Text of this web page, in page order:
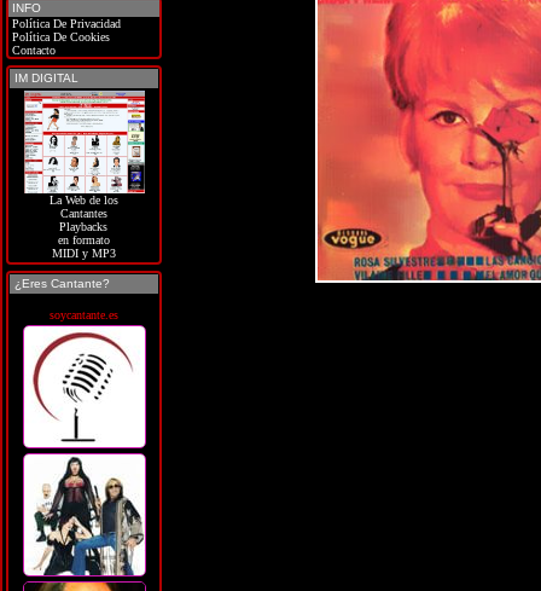
INFO
Política De Privacidad
Política De Cookies
Contacto
IM DIGITAL
La Web de los
Cantantes
Playbacks
en formato
MIDI y MP3
¿Eres Cantante?
soycantante.es